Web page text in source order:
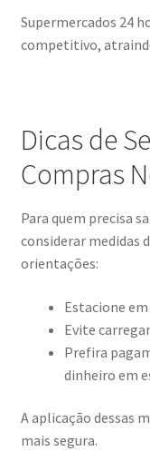
Supermercados 24
competitivo,
Dicas de
Compras
Para quem precisa
considerar medidas
orientações:
Estacione
Evite
Prefira
dinheiro em
A aplicação dessas
mais segura.